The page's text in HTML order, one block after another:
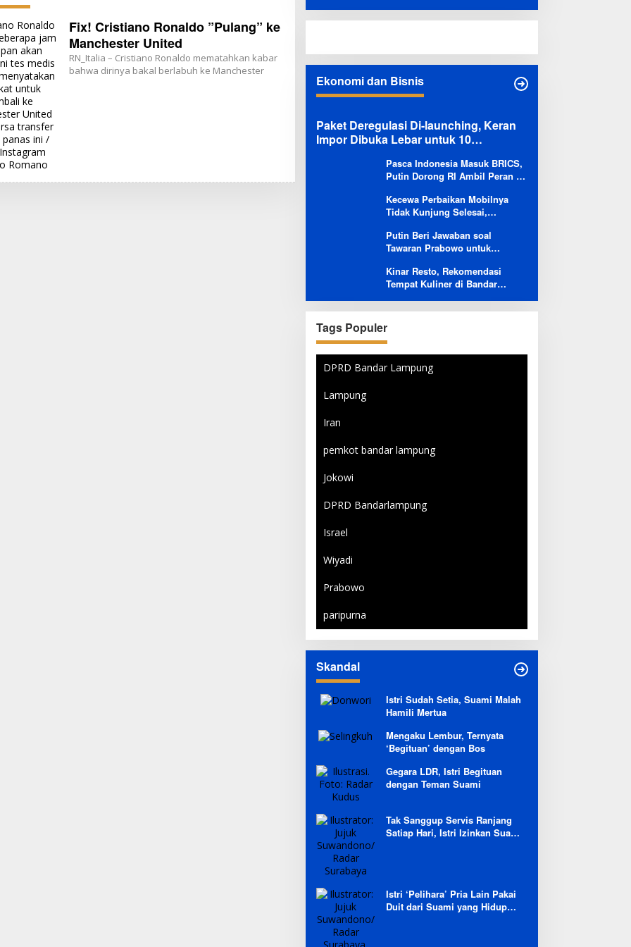
Fix! Cristiano Ronaldo ”Pulang” ke
Manchester United
RN_Italia – Cristiano Ronaldo mematahkan kabar
bahwa dirinya bakal berlabuh ke Manchester
Timpa 2 Motor
Ekonomi dan Bisnis
Paket Deregulasi Di-launching, Keran
Impor Dibuka Lebar untuk 10
Pasca Indonesia Masuk BRICS,
Putin Dorong RI Ambil Peran di
Kecewa Perbaikan Mobilnya
Tidak Kunjung Selesai,
Hyundai: Gencar Promosi tapi
Buruk Layanan After-Sales
Putin Beri Jawaban soal
Tawaran Prabowo untuk
Penerbangan Langsung Rusia-
Indonesia
Kinar Resto, Rekomendasi
Tempat Kuliner di Bandar
dan Orang Tersayang
Tags Populer
DPRD Bandar Lampung
Lampung
Iran
pemkot bandar lampung
Jokowi
DPRD Bandarlampung
Israel
Wiyadi
Prabowo
paripurna
Skandal
Istri Sudah Setia, Suami Malah
Hamili Mertua
Mengaku Lembur, Ternyata
‘Begituan’ dengan Bos
Gegara LDR, Istri Begituan
dengan Teman Suami
Tak Sanggup Servis Ranjang
Satiap Hari, Istri Izinkan Suami
Istri ‘Pelihara’ Pria Lain Pakai
Duit dari Suami yang Hidup